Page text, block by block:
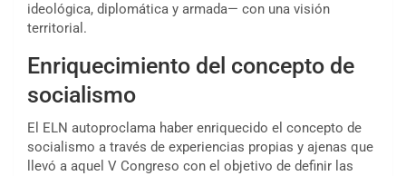
ideológica, diplomática y armada— con una visión
territorial.
Enriquecimiento del concepto de
socialismo
El ELN autoproclama haber enriquecido el concepto de
socialismo a través de experiencias propias y ajenas que
llevó a aquel V Congreso con el objetivo de definir las